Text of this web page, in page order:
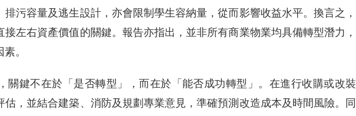
污容量及逃生設計，亦會限制學生容納量，從而影響收益水平。換言之，
左右資產價值的關鍵。報告亦指出，並非所有商業物業均具備轉型潛力，
。
關鍵不在於「是否轉型」，而在於「能否成功轉型」。在進行收購或改裝
，並結合建築、消防及規劃專業意見，準確預測改造成本及時間風險。同